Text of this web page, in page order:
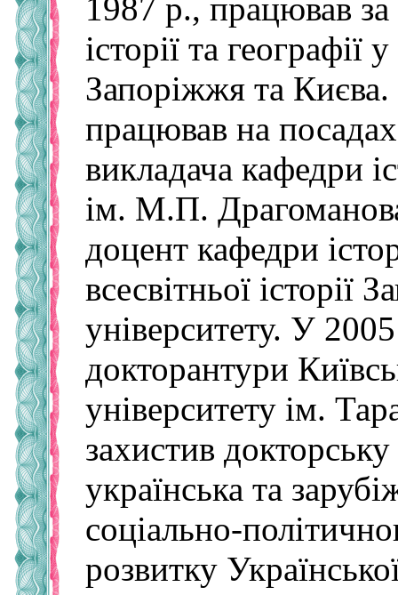
1987 р., працював
історії та географії
Запоріжжя та
працював на
викладача кафедри
ім. М.П.
доцент кафедри
всесвітньої історії
університету. У
докторантури
університету ім.
захистив
українська та
соціально-
розвитку